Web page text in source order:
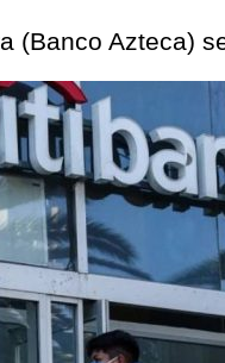
(Banco Azteca)